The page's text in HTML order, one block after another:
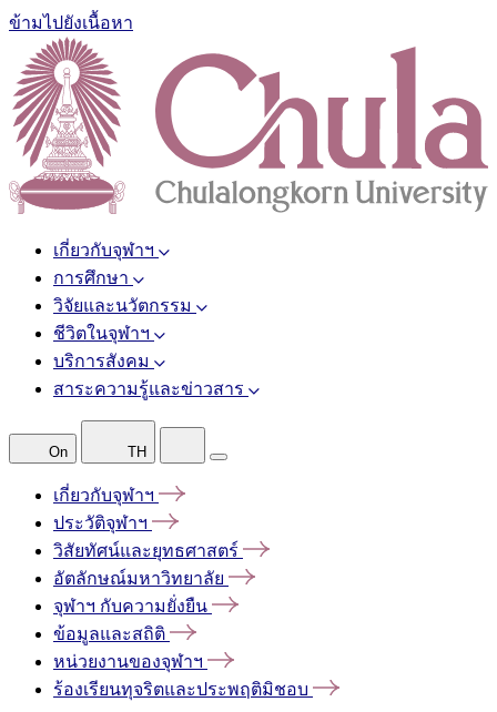
ข้ามไปยังเนื้อหา
เกี่ยวกับจุฬาฯ
การศึกษา
วิจัยและนวัตกรรม
ชีวิตในจุฬาฯ
บริการสังคม
สาระความรู้และข่าวสาร
On TH
เกี่ยวกับจุฬาฯ
ประวัติจุฬาฯ
วิสัยทัศน์และยุทธศาสตร์
อัตลักษณ์มหาวิทยาลัย
จุฬาฯ กับความยั่งยืน
ข้อมูลและสถิติ
หน่วยงานของจุฬาฯ
ร้องเรียนทุจริตและประพฤติมิชอบ